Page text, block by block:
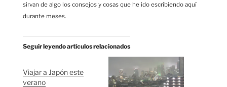
sirvan de algo los consejos y cosas que he ido escribiendo aquí
durante meses.
Seguir leyendo artículos relacionados
Viajar a Japón este
verano